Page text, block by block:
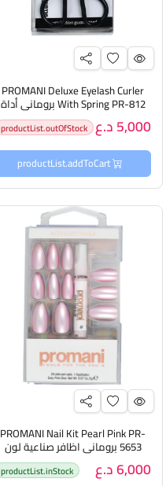
PROMANI Deluxe Eyelash Curler
With Spring PR-812 بروماني أداة
تقويس الرموش 5,000 د.ع productList.outOfStock
productList.addToCart
PROMANI Nail Kit Pearl Pink PR-
5653 بروماني اظافر صناعية لون
وردي لؤلؤي 6,000 د.ع productList.inStock